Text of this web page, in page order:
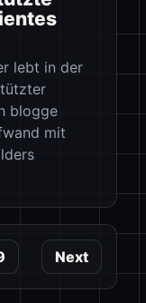
lebt in der
blogge
mit
Next